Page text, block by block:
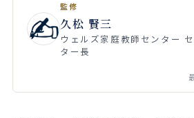
監修
久松 賢三
ウェルズ家庭教師センター
ター長